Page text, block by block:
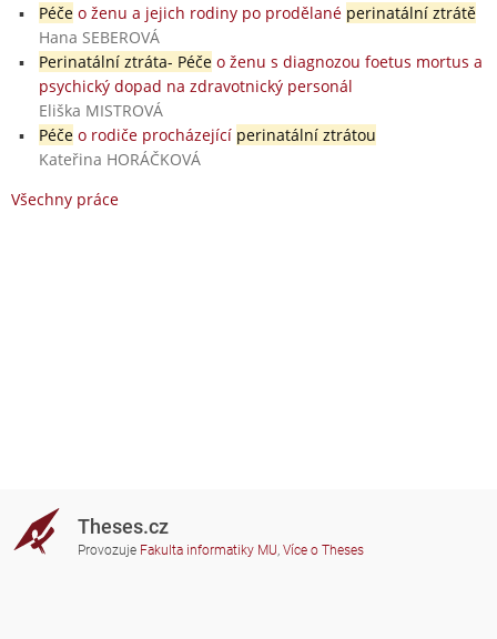
Péčeo ženu a jejich rodiny po prodělané perinatální ztrátě
Hana SEBEROVÁ
Perinatální ztráta- Péčeo ženu s diagnozou foetus mortus a
psychický dopad na zdravotnický personál
Eliška MISTROVÁ
Péčeo rodiče procházející perinatální ztrátou
Kateřina HORÁČKOVÁ
Všechny práce
Theses.cz
Provozuje Fakulta informatiky MU, Více o Theses